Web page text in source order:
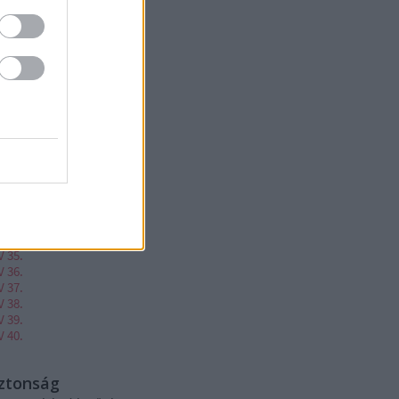
20.
21.
23.
24.
28.
35.
36.
37.
38.
39.
40.